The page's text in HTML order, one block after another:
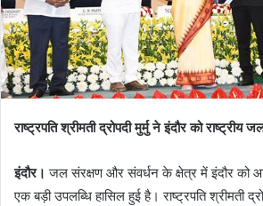
राष्ट्रपति श्रीमती द्रोपदी मुर्मु ने इंदौर को राष्ट्रीय
इंदौर। जल संरक्षण और संवर्धन के क्षेत्र में इंदौर को
एक बड़ी उपलब्धि हासिल हुई है। राष्ट्रपति श्रीमती